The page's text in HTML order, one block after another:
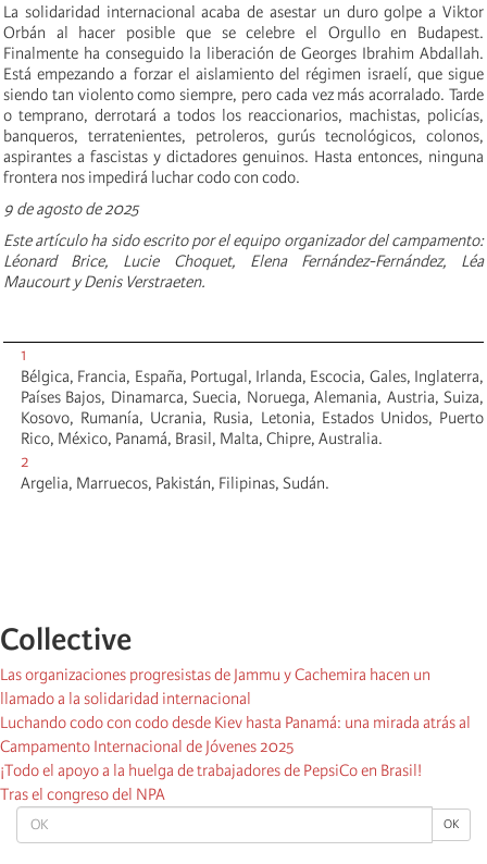
OK OK
La solidaridad internacional acaba de asestar un duro golpe a Viktor
Orbán al hacer posible que se celebre el Orgullo en Budapest.
Finalmente ha conseguido la liberación de Georges Ibrahim Abdallah.
Está empezando a forzar el aislamiento del régimen israelí, que sigue
siendo tan violento como siempre, pero cada vez más acorralado. Tarde
o temprano, derrotará a todos los reaccionarios, machistas, policías,
banqueros, terratenientes, petroleros, gurús tecnológicos, colonos,
aspirantes a fascistas y dictadores genuinos. Hasta entonces, ninguna
frontera nos impedirá luchar codo con codo.
9 de agosto de 2025
Este artículo ha sido escrito por el equipo organizador del campamento:
Léonard Brice, Lucie Choquet, Elena Fernández-Fernández, Léa
Maucourt y Denis Verstraeten.
1
Bélgica, Francia, España, Portugal, Irlanda, Escocia, Gales, Inglaterra,
Países Bajos, Dinamarca, Suecia, Noruega, Alemania, Austria, Suiza,
Kosovo, Rumanía, Ucrania, Rusia, Letonia, Estados Unidos, Puerto
Rico, México, Panamá, Brasil, Malta, Chipre, Australia.
2
Argelia, Marruecos, Pakistán, Filipinas, Sudán.
Collective
Las organizaciones progresistas de Jammu y Cachemira hacen un
llamado a la solidaridad internacional
Luchando codo con codo desde Kiev hasta Panamá: una mirada atrás al
Campamento Internacional de Jóvenes 2025
¡Todo el apoyo a la huelga de trabajadores de PepsiCo en Brasil!
Tras el congreso del NPA